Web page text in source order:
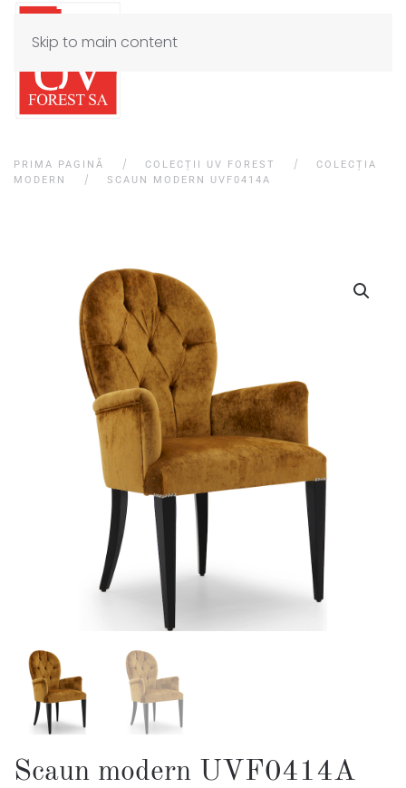
Skip to main content
PRIMA PAGINĂ COLECȚII UV FOREST
COLECȚIA
MODERN
SCAUN MODERN UVF0414A
Scaun modern UVF0414A